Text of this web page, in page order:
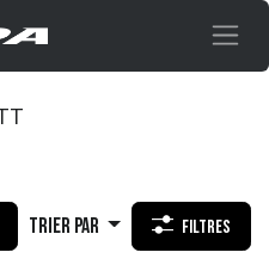
Trier par Filtres